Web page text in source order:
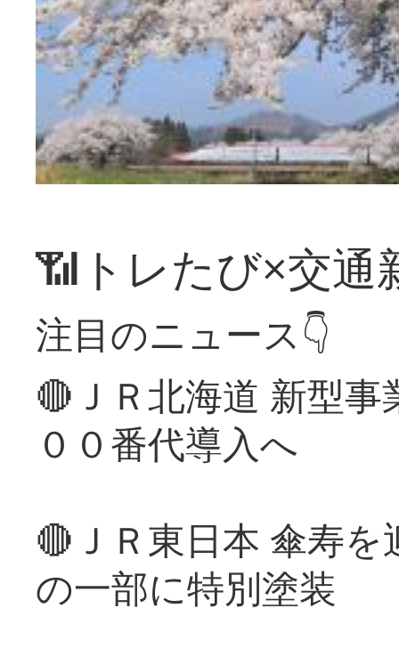
📶トレたび×交通
注目のニュース👇
🔴ＪＲ北海道 新型
００番代導入へ
🔴ＪＲ東日本 傘寿
の一部に特別塗装